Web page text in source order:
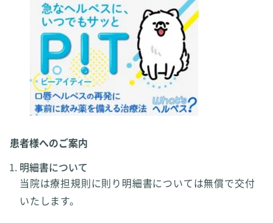
患者様へのご案内
明細書について
当院は療担規則に則り明細書については無償で交付
いたします。